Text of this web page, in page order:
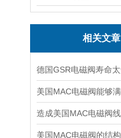
相关文章